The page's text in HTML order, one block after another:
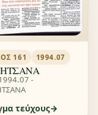
161 1994.07
-
τεύχους